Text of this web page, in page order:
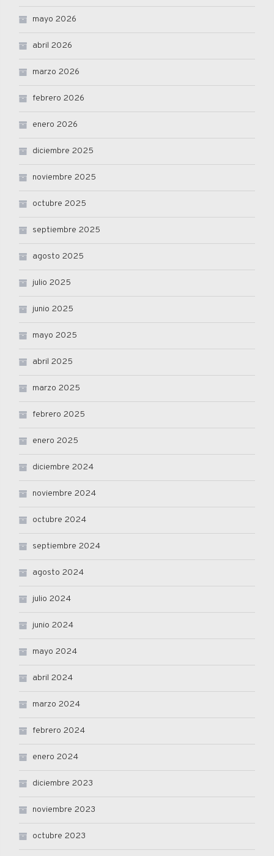
mayo 2026
abril 2026
marzo 2026
febrero 2026
enero 2026
diciembre 2025
noviembre 2025
octubre 2025
septiembre 2025
agosto 2025
julio 2025
junio 2025
mayo 2025
abril 2025
marzo 2025
febrero 2025
enero 2025
diciembre 2024
noviembre 2024
octubre 2024
septiembre 2024
agosto 2024
julio 2024
junio 2024
mayo 2024
abril 2024
marzo 2024
febrero 2024
enero 2024
diciembre 2023
noviembre 2023
octubre 2023